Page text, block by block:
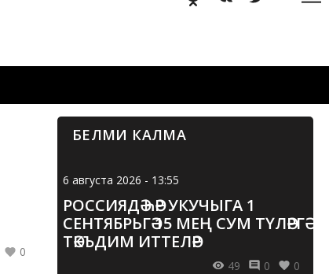
0
БЕЛМИ КАЛМА
6 августа 2026 - 13:55
РОССИЯДӘ ҺӘР УКУЧЫГА 1
СЕНТЯБРЬГӘ 15 МЕҢ СУМ ТҮЛӘРГӘ
ТӘКЪДИМ ИТТЕЛӘР
49 0 0